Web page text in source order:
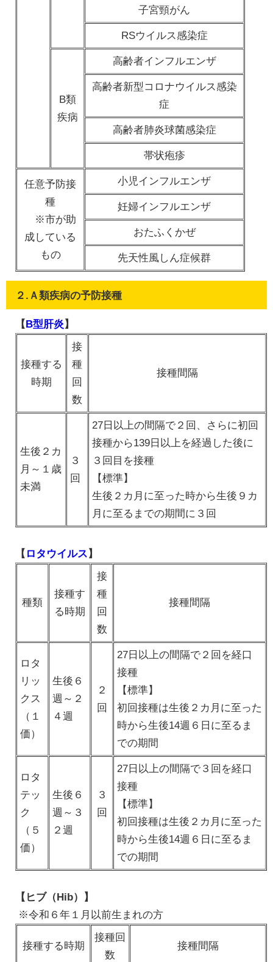
子宮頸がん
RSウイルス感染症
B類
疾病
高齢者インフルエンザ
高齢者新型コロナウイルス感染
症
高齢者肺炎球菌感染症
帯状疱疹
任意予防接
種
※市が助
成している
もの
小児インフルエンザ
妊婦インフルエンザ
おたふくかぜ
先天性風しん症候群
２.Ａ類疾病の予防接種
【B型肝炎 】
接種する
時期
接
種
回
数
接種間隔
生後２カ
月～１歳
未満
３
回
27日以上の間隔で２回、さらに初回
接種から139日以上を経過した後に
３回目を接種
【標準】
生後２カ月に至った時から生後９カ
月に至るまでの期間に３回
【 ロタウイルス 】
種類
接種す
る時期
接
種
回
数
接種間隔
ロタ
リッ
クス
（１
価）
生後６
週～２
４週
２
回
27日以上の間隔で２回を経口
接種
【標準】
初回接種は生後２カ月に至った
時から生後14週６日に至るま
での期間
ロタ
テッ
ク
（５
価）
生後６
週～３
２週
３
回
27日以上の間隔で３回を経口
接種
【標準】
初回接種は生後２カ月に至った
時から生後14週６日に至るま
での期間
【ヒブ（Hib）】
※令和６年１月以前生まれの方
接種する時期
接種回
数
接種間隔